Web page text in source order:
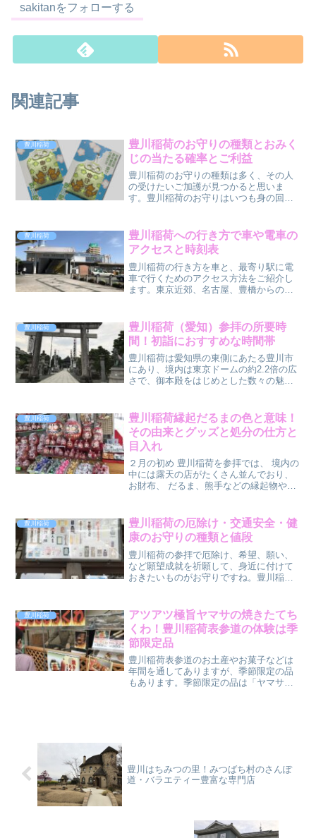
sakitanをフォローする
関連記事
豊川稲荷
豊川稲荷のお守りの種類とおみく
じの当たる確率とご利益
豊川稲荷のお守りの種類は多く、その人
の受けたいご加護が見つかると思いま
す。豊川稲荷のお守りはいつも身の回り
に持ちたいですね。豊川稲荷に参拝に来
た時など、家族にはお守りを...
豊川稲荷
豊川稲荷への行き方で車や電車の
アクセスと時刻表
豊川稲荷の行き方を車と、最寄り駅に電
車で行くためのアクセス方法をご紹介し
ます。東京近郊、名古屋、豊橋からの車
さい。お正月の三が日は毎年ですが大混
雑が予想されますので時間...
豊川稲荷
豊川稲荷（愛知）参拝の所要時
間！初詣におすすめな時間帯
豊川稲荷は愛知県の東側にあたる豊川市
にあり、境内は東京ドームの約2.2倍の広
さで、御本殿をはじめとした数々の魅力
なりますので通常より1時間半～2時間多
く時間を見たほうが...
豊川稲荷
豊川稲荷縁起だるまの色と意味！
その由来とグッズと処分の仕方と
目入れ
２月の初め 豊川稲荷を参拝では、 境内の
中には露天の店がたくさん並んでおり、
お財布、 だるま、熊手などの縁起物や団
まだ多いですね。表参道のお店にも縁起
だるまがぎっしり...
豊川稲荷
豊川稲荷の厄除け・交通安全・健
康のお守りの種類と値段
豊川稲荷の参拝で厄除け、希望、願い、
など願望成就を祈願して、身近に付けて
おきたいものがお守りですね。豊川稲荷
も満足出来ると思います。お守りで一番
気になるのは「ご利益が得...
豊川稲荷
アツアツ極旨ヤマサの焼きたてち
くわ！豊川稲荷表参道の体験は季
節限定品
豊川稲荷表参道のお土産やお菓子などは
年間を通してありますが、季節限定の品
もあります。季節限定の品は「ヤマサの
豊川はちみつの里！みつばち村のさんぽ
道・バラエティー豊富な専門店